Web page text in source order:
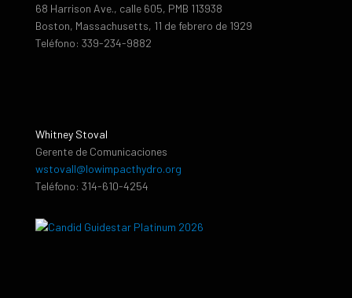
68 Harrison Ave., calle 605, PMB 113938
Boston, Massachusetts, 11 de febrero de 1929
Teléfono: 339-234-9882
Whitney Stoval
Gerente de Comunicaciones
wstovall@lowimpacthydro.org
Teléfono: 314-610-4254